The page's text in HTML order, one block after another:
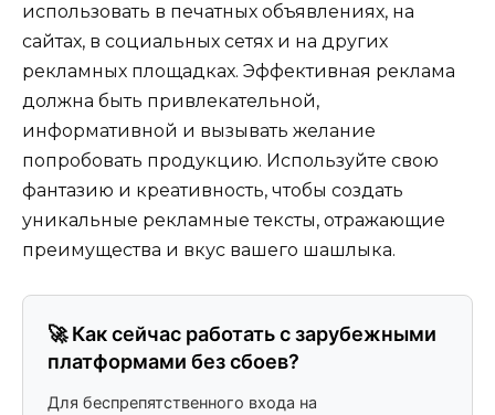
использовать в печатных объявлениях, на
сайтах, в социальных сетях и на других
рекламных площадках. Эффективная реклама
должна быть привлекательной,
информативной и вызывать желание
попробовать продукцию. Используйте свою
фантазию и креативность, чтобы создать
уникальные рекламные тексты, отражающие
преимущества и вкус вашего шашлыка.
🚀 Как сейчас работать с зарубежными
платформами без сбоев?
Для беспрепятственного входа на